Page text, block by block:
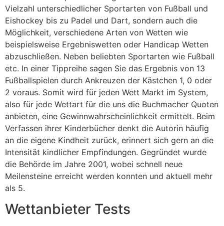
Vielzahl unterschiedlicher Sportarten von Fußball und
Eishockey bis zu Padel und Dart, sondern auch die
Möglichkeit, verschiedene Arten von Wetten wie
beispielsweise Ergebniswetten oder Handicap Wetten
abzuschließen. Neben beliebten Sportarten wie Fußball
etc. In einer Tippreihe sagen Sie das Ergebnis von 13
Fußballspielen durch Ankreuzen der Kästchen 1, 0 oder
2 voraus. Somit wird für jeden Wett Markt im System,
also für jede Wettart für die uns die Buchmacher Quoten
anbieten, eine Gewinnwahrscheinlichkeit ermittelt. Beim
Verfassen ihrer Kinderbücher denkt die Autorin häufig
an die eigene Kindheit zurück, erinnert sich gern an die
Intensität kindlicher Empfindungen. Gegründet wurde
die Behörde im Jahre 2001, wobei schnell neue
Meilensteine erreicht werden konnten und aktuell mehr
als 5.
Wettanbieter Tests